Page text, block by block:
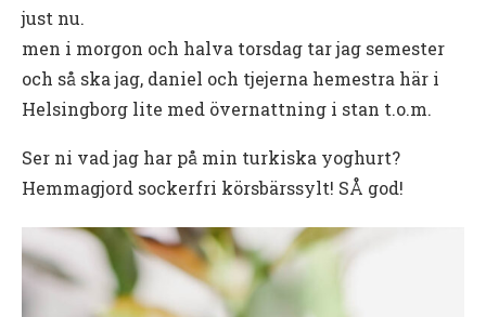
just nu.
men i morgon och halva torsdag tar jag semester
och så ska jag, daniel och tjejerna hemestra här i
Helsingborg lite med övernattning i stan t.o.m.
Ser ni vad jag har på min turkiska yoghurt?
Hemmagjord sockerfri körsbärssylt! SÅ god!